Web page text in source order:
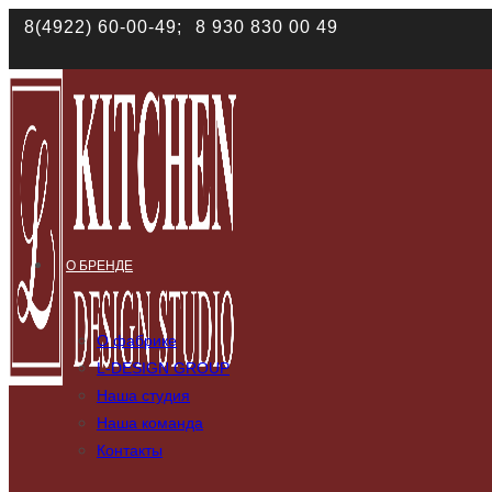
8(4922) 60-00-49; 8 930 830 00 49
О БРЕНДЕ
О фабрике
L-DESIGN GROUP
Наша студия
Наша команда
Контакты
Наш сайт использует файлы cookies. Продолжая им